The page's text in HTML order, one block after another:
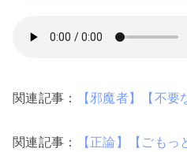
関連記事： 【邪魔者】【不
関連記事：
【正論】【ごも